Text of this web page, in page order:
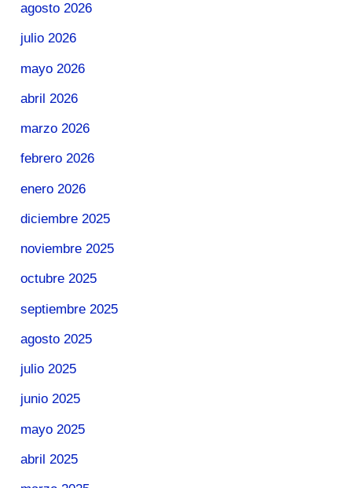
agosto 2026
julio 2026
mayo 2026
abril 2026
marzo 2026
febrero 2026
enero 2026
diciembre 2025
noviembre 2025
octubre 2025
septiembre 2025
agosto 2025
julio 2025
junio 2025
mayo 2025
abril 2025